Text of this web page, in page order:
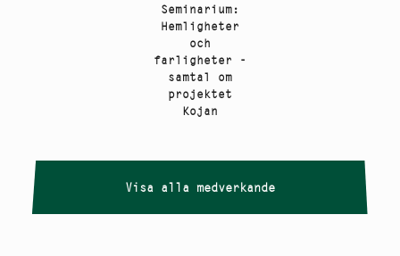
Seminarium:
Hemligheter
och
farligheter -
samtal om
projektet
Kojan
Visa alla medverkande